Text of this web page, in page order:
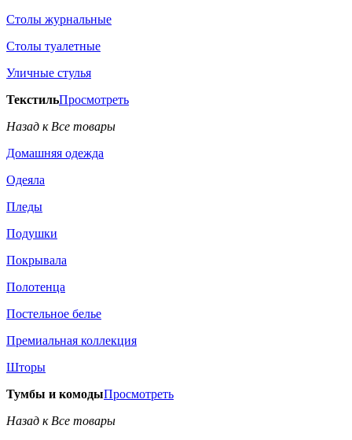
Столы журнальные
Столы туалетные
Уличные стулья
ТекстильПросмотреть
Назад к Все товары
Домашняя одежда
Одеяла
Пледы
Подушки
Покрывала
Полотенца
Постельное белье
Премиальная коллекция
Шторы
Тумбы и комодыПросмотреть
Назад к Все товары